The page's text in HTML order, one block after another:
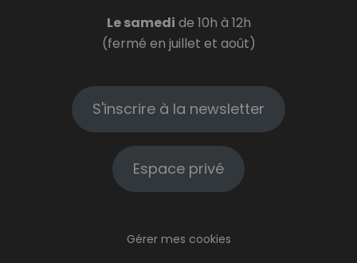
Le samedi de 10h à 12h
(fermé en juillet et août)
S'inscrire à la newsletter
Espace privé
Gérer mes cookies